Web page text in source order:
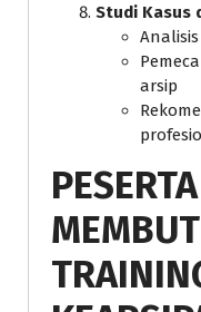
Studi Kasus
arsip